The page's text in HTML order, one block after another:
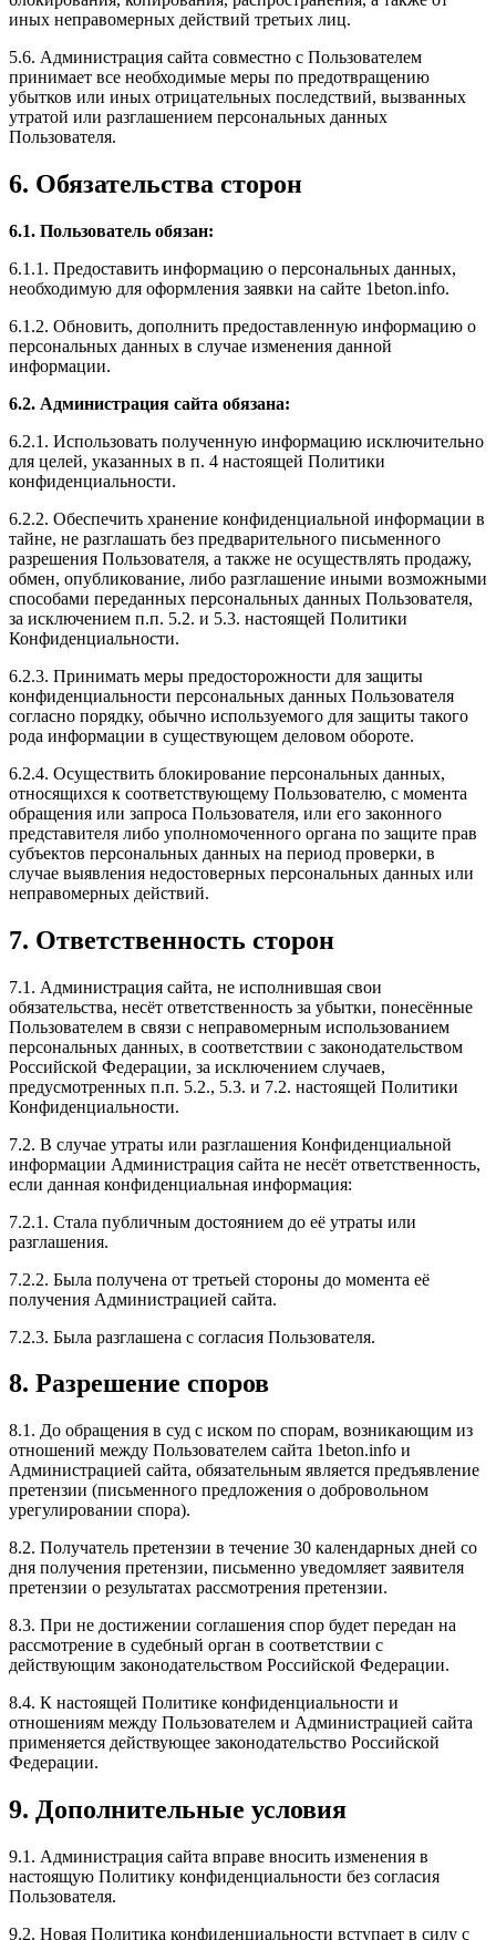
иных неправомерных действий третьих лиц.
5.6. Администрация сайта совместно с Пользователем
принимает все необходимые меры по предотвращению
убытков или иных отрицательных последствий, вызванных
утратой или разглашением персональных данных
Пользователя.
6. Обязательства сторон
6.1. Пользователь обязан:
6.1.1. Предоставить информацию о персональных данных,
необходимую для оформления заявки на сайте 1beton.info.
6.1.2. Обновить, дополнить предоставленную информацию о
персональных данных в случае изменения данной
информации.
6.2. Администрация сайта обязана:
6.2.1. Использовать полученную информацию исключительно
для целей, указанных в п. 4 настоящей Политики
конфиденциальности.
6.2.2. Обеспечить хранение конфиденциальной информации в
тайне, не разглашать без предварительного письменного
разрешения Пользователя, а также не осуществлять продажу,
обмен, опубликование, либо разглашение иными возможными
способами переданных персональных данных Пользователя,
за исключением п.п. 5.2. и 5.3. настоящей Политики
Конфиденциальности.
6.2.3. Принимать меры предосторожности для защиты
конфиденциальности персональных данных Пользователя
согласно порядку, обычно используемого для защиты такого
рода информации в существующем деловом обороте.
6.2.4. Осуществить блокирование персональных данных,
относящихся к соответствующему Пользователю, с момента
обращения или запроса Пользователя, или его законного
представителя либо уполномоченного органа по защите прав
субъектов персональных данных на период проверки, в
случае выявления недостоверных персональных данных или
неправомерных действий.
7. Ответственность сторон
7.1. Администрация сайта, не исполнившая свои
обязательства, несёт ответственность за убытки, понесённые
Пользователем в связи с неправомерным использованием
персональных данных, в соответствии с законодательством
Российской Федерации, за исключением случаев,
предусмотренных п.п. 5.2., 5.3. и 7.2. настоящей Политики
Конфиденциальности.
7.2. В случае утраты или разглашения Конфиденциальной
информации Администрация сайта не несёт ответственность,
если данная конфиденциальная информация:
7.2.1. Стала публичным достоянием до её утраты или
разглашения.
7.2.2. Была получена от третьей стороны до момента её
получения Администрацией сайта.
7.2.3. Была разглашена с согласия Пользователя.
8. Разрешение споров
8.1. До обращения в суд с иском по спорам, возникающим из
отношений между Пользователем сайта 1beton.info и
Администрацией сайта, обязательным является предъявление
претензии (письменного предложения о добровольном
урегулировании спора).
8.2. Получатель претензии в течение 30 календарных дней со
дня получения претензии, письменно уведомляет заявителя
претензии о результатах рассмотрения претензии.
8.3. При не достижении соглашения спор будет передан на
рассмотрение в судебный орган в соответствии с
действующим законодательством Российской Федерации.
8.4. К настоящей Политике конфиденциальности и
отношениям между Пользователем и Администрацией сайта
применяется действующее законодательство Российской
Федерации.
9. Дополнительные условия
9.1. Администрация сайта вправе вносить изменения в
настоящую Политику конфиденциальности без согласия
Пользователя.
9.2. Новая Политика конфиденциальности вступает в силу с